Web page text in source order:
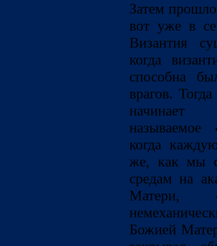
Затем
вот уже в
Византия
когда
способна
врагов.
начинает
называемое
когда
же, как мы
средам на
Божией